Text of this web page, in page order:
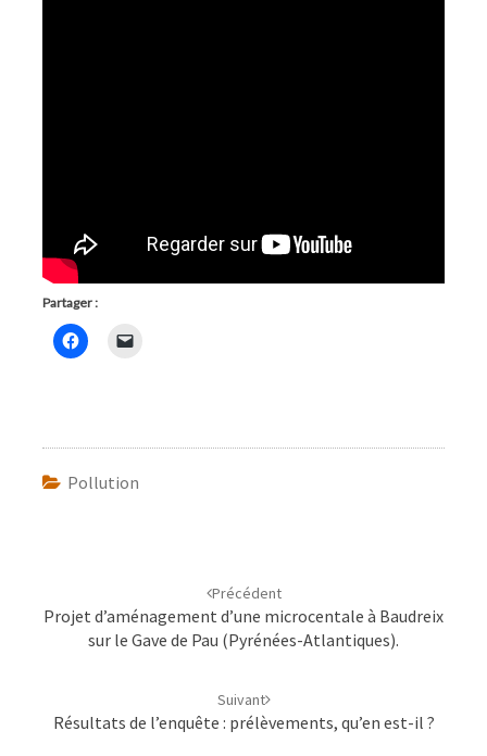
Partager :
Pollution
Précédent
Projet d’aménagement d’une microcentale à Baudreix
sur le Gave de Pau (Pyrénées-Atlantiques).
Suivant
Résultats de l’enquête : prélèvements, qu’en est-il ?